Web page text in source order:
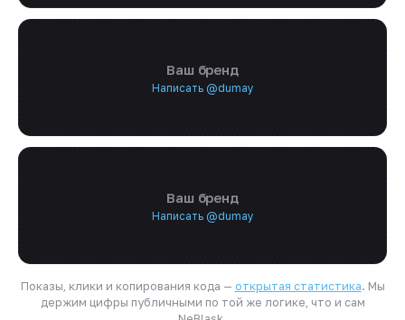
Ваш бренд
Написать @dumay
Ваш бренд
Написать @dumay
Показы, клики и копирования кода — открытая статистика. Мы
держим цифры публичными по той же логике, что и сам